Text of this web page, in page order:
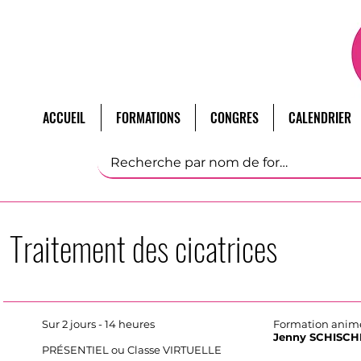
ACCUEIL FORMATIONS CONGRES CALENDRIER
Traitement des cicatrices
Sur 2 jours - 14 heures
PRÉSENTIEL ou Classe VIRTUELLE
Formation
Jenny